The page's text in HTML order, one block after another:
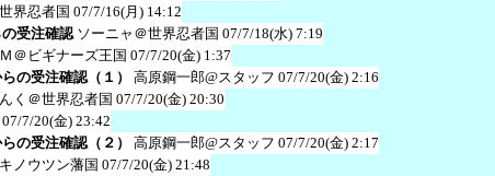
界忍者国 07/7/16(月) 14:12
受注確認 ソーニャ＠世界忍者国 07/7/18(水) 7:19
＠ビギナーズ王国 07/7/20(金) 1:37
の受注確認（１）
高原鋼一郎@スタッフ 07/7/20(金) 2:16
く＠世界忍者国 07/7/20(金) 20:30
07/7/20(金) 23:42
の受注確認（２）
高原鋼一郎@スタッフ 07/7/20(金) 2:17
ノウツン藩国 07/7/20(金) 21:48